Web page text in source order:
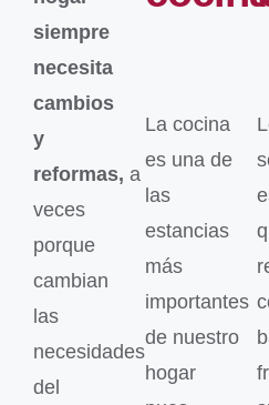
siempre
necesita
cambios
y
reformas, a
veces
porque
cambian
las
necesidades
del
La cocina
es una de
las
estancias
más
importantes
de nuestro
hogar